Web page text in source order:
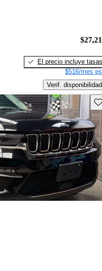
El precio incluye tasas
$516/mes
Verif. disponibilidad